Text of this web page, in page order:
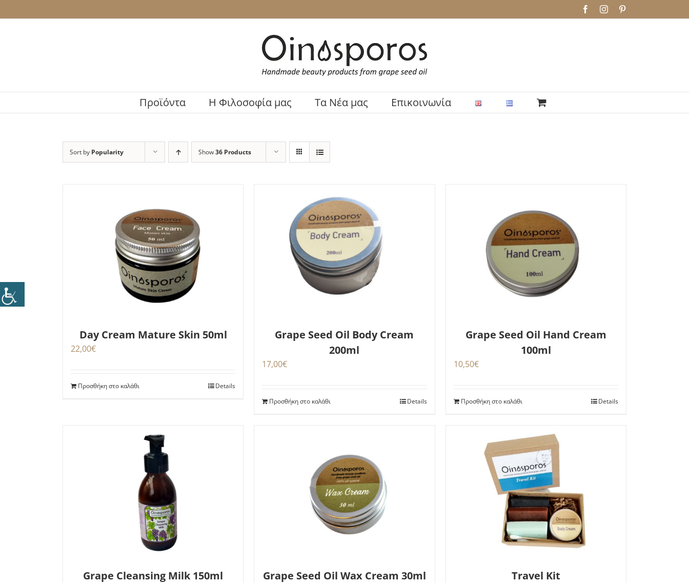
to
FacebookInstagram
Προϊόντα H Φιλοσοφία μας Τα Νέα μας Επικοινωνία
Sort by Popularity Show36 Products
Day Cream Mature Skin 50ml
22,00€
Προσθήκη στο καλάθι Details
Grape Seed Oil Body Cream
200ml
17,00€
Προσθήκη στο καλάθι Details
Grape Seed Oil Hand Cream
100ml
10,50€
Προσθήκη στο καλάθι Details
Grape Cleansing Milk 150ml Grape Seed Oil Wax Cream 30ml Travel Kit